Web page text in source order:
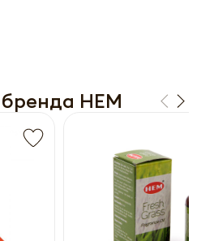
HEM
прайс-лист